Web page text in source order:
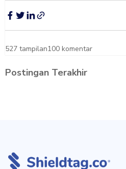
527 tampilan100 komentar
Postingan Terakhir